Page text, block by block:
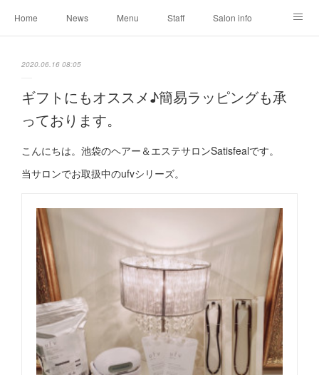
Home News Menu Staff Salon info
2020.06.16 08:05
ギフトにもオススメ♪簡易ラッピングも承
っております。
こんにちは。池袋のヘアー＆エステサロンSatisfealです。
当サロンでお取扱中のufvシリーズ 。